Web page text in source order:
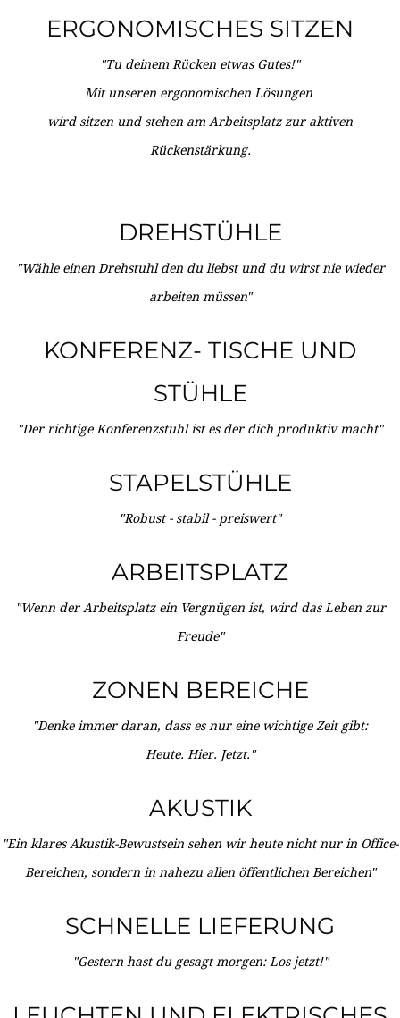
ERGONOMISCHES SITZEN
"Tu deinem Rücken etwas Gutes!"
Mit unseren ergonomischen Lösungen
wird sitzen und stehen am Arbeitsplatz zur aktiven
Rückenstärkung.
DREHSTÜHLE
"Wähle einen Drehstuhl den du liebst und du wirst nie wieder
arbeiten müssen"
KONFERENZ- TISCHE UND
STÜHLE
"Der richtige Konferenzstuhl ist es der dich produktiv macht"
STAPELSTÜHLE
"Robust - stabil - preiswert"
ARBEITSPLATZ
"Wenn der Arbeitsplatz ein Vergnügen ist, wird das Leben zur
Freude"
ZONEN BEREICHE
"Denke immer daran, dass es nur eine wichtige Zeit gibt:
Heute. Hier. Jetzt."
AKUSTIK
"Ein klares Akustik-Bewustsein sehen wir heute nicht nur in Office-
Bereichen, sondern in nahezu allen öffentlichen Bereichen"
SCHNELLE LIEFERUNG
"Gestern hast du gesagt morgen: Los jetzt!"